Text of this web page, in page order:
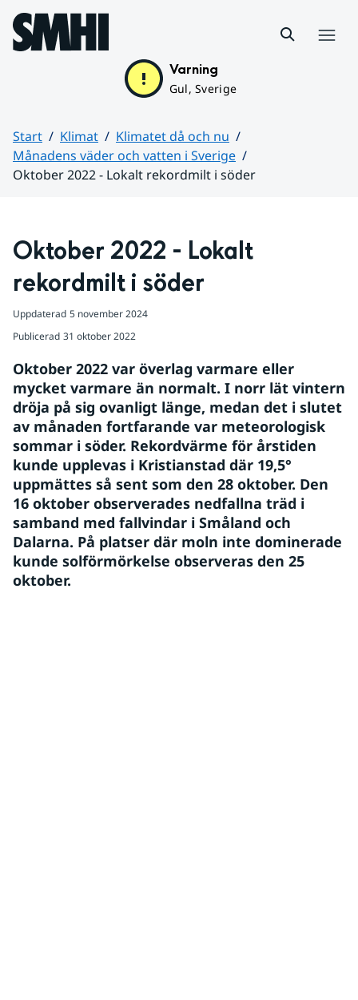
Hoppa till sidans innehåll
Varning
Gul, Sverige
Start Klimat
Klimatet då och nu
Månadens väder och vatten i Sverige
Oktober 2022 - Lokalt rekordmilt i söder
Oktober 2022 - Lokalt
rekordmilt i söder
Uppdaterad 5 november 2024
Publicerad 31 oktober 2022
Oktober 2022 var överlag varmare eller
mycket varmare än normalt. I norr lät vintern
dröja på sig ovanligt länge, medan det i slutet
av månaden fortfarande var meteorologisk
sommar i söder. Rekordvärme för årstiden
kunde upplevas i Kristianstad där 19,5°
uppmättes så sent som den 28 oktober. Den
16 oktober observerades nedfallna träd i
samband med fallvindar i Småland och
Dalarna. På platser där moln inte dominerade
kunde solförmörkelse observeras den 25
oktober.